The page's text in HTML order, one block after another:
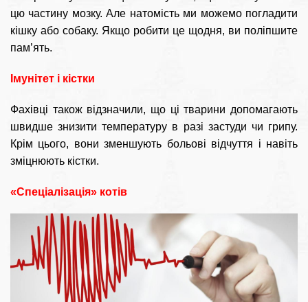
цю частину мозку. Але натомість ми можемо погладити
кішку або собаку. Якщо робити це щодня, ви поліпшите
пам’ять.
Імунітет і кістки
Фахівці також відзначили, що ці тварини допомагають
швидше знизити температуру в разі застуди чи грипу.
Крім цього, вони зменшують больові відчуття і навіть
зміцнюють кістки.
«Спеціалізація» котів